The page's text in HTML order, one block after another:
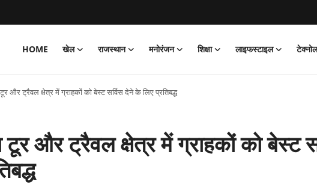
HOME खेल राजस्थान मनोरंजन शिक्षा लाइफस्टाइल
टूर और ट्रैवल क्षेत्र में ग्राहकों को बेस्ट सर्विस देने के लिए प्रतिबद्ध
टूर और ट्रैवल क्षेत्र में ग्राहकों को बेस्ट